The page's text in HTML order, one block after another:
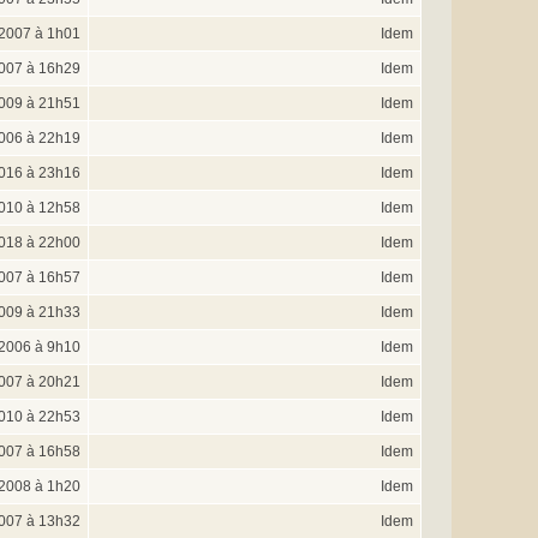
à 1h01 Idem
à 16h29 Idem
à 21h51 Idem
à 22h19 Idem
à 23h16 Idem
à 12h58 Idem
à 22h00 Idem
à 16h57 Idem
à 21h33 Idem
à 9h10 Idem
à 20h21 Idem
à 22h53 Idem
à 16h58 Idem
à 1h20 Idem
à 13h32 Idem